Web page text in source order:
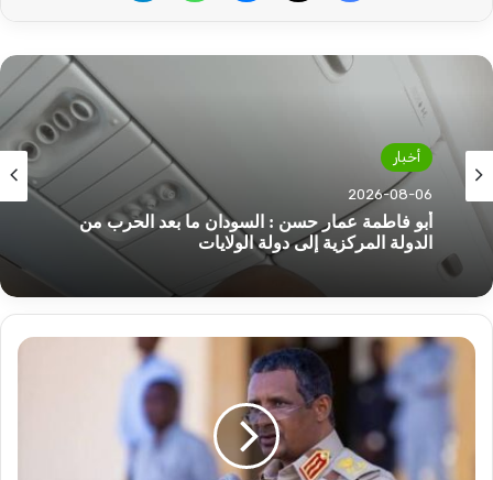
أخبار
2026-08-06
أبو فاطمة عمار حسن : السودان ما بعد الحرب من
الدولة المركزية إلى دولة الولايات
تسريبات
بشأن